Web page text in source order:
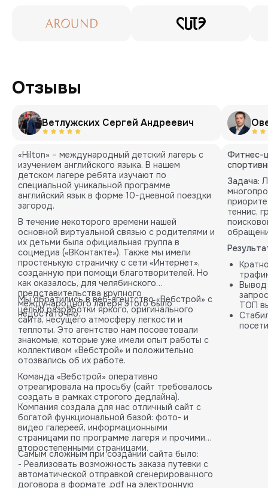
Отзывы
Ветлужских Сергей Андреевич
«Hilton» – международный детский лагерь с
изучением английского языка. В нашем
детском лагере ребята изучают по
специальной уникальной программе
английский язык в форме 10-дневной поездки
загород.
В течение некоторого времени нашей
основной виртуальной связью с родителями и
их детьми была официальная группа в
соцмедиа («ВКонтакте»). Также мы имели
простенькую страничку с сети «Интернет»,
созданную при помощи благотворителей. Но
как оказалось, для челябинского
представительства крупного
международного лагеря этого было
недостаточно.
Мы обратились в веб-агентство «Вебстрой» с
целью разработки яркого, оригинального
сайта, несущего атмосферу легкости и
теплоты. Это агентство нам посоветовали
знакомые, которые уже имели опыт работы с
коллективом «Вебстрой» и положительно
отозвались об их работе.
Команда «Вебстрой» оперативно
отреагировала на просьбу (сайт требовалось
создать в рамках строгого дедлайна).
Компания создала для нас отличный сайт с
богатой функциональной базой: фото- и
видео галереей, информационными
страницами по программе лагеря и прочими
второстепенными страницами.
Самым сложным при создании сайта было:
- Реализовать возможность заказа путевки с
автоматической отправкой сгенерированного
договора в формате .pdf на электронную
Фитнес-
Задача:
теннис,
ТОП